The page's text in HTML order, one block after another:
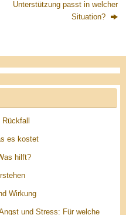
Unterstützung passt in welcher
Situation?
es kostet
hilft?
Wirkung
und Stress: Für welche